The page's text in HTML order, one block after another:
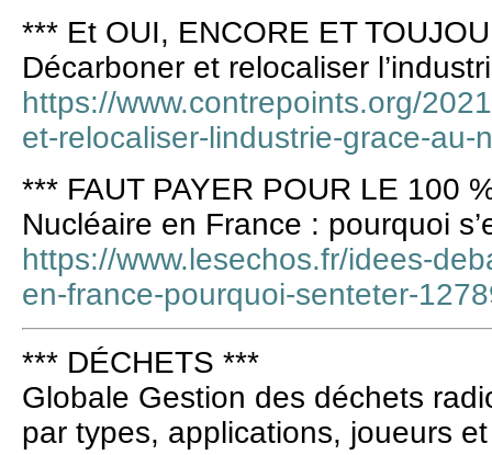
*** Et OUI, ENCORE ET
Décarboner et relocaliser
https://www.contrepoints.org/
et-relocaliser-lindustrie-grace-au-
*** FAUT PAYER POUR LE 100
Nucléaire en France : pourquoi
https://www.lesechos.fr/idees-
en-france-pourquoi-senteter-
*** DÉCHETS ***
Globale Gestion des déchets
par types, applications, joueurs